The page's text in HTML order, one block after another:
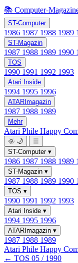
📚 Computer-
ST-Computer
1986 1987 1988 1989
ST-Magazin
1987 1988 1989 1990
TOS
1990 1991 1992 1993
Atari Inside
1994 1995 1996
ATARImagazin
1987 1988 1989
Mehr
Atari Phile Happy
🌞 🌙
☰
ST-Computer ▾
1986 1987 1988 1989
ST-Magazin ▾
1987 1988 1989 1990
TOS ▾
1990 1991 1992 1993
Atari Inside ▾
1994 1995 1996
ATARImagazin ▾
1987 1988 1989
Atari Phile Happy
← TOS 05 / 1990